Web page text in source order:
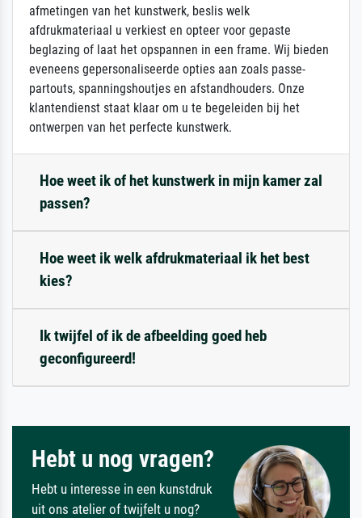
afmetingen van het kunstwerk, beslis welk
afdrukmateriaal u verkiest en opteer voor gepaste
beglazing of laat het opspannen in een frame. Wij bieden
eveneens gepersonaliseerde opties aan zoals passe-
partouts, spanningshoutjes en afstandhouders. Onze
klantendienst staat klaar om u te begeleiden bij het
ontwerpen van het perfecte kunstwerk.
Hoe weet ik of het kunstwerk in mijn kamer zal
passen?
Hoe weet ik welk afdrukmateriaal ik het best
kies?
Ik twijfel of ik de afbeelding goed heb
geconfigureerd!
Hebt u nog vragen?
Hebt u interesse in een kunstdruk
uit ons atelier of twijfelt u nog?